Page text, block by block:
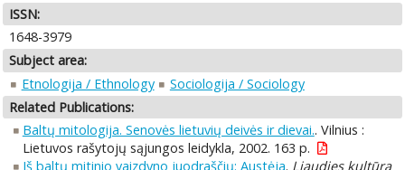
ISSN:
1648-3979
Subject area:
Etnologija / Ethnology
Sociologija / Sociology
Related Publications:
Baltų mitologija. Senovės lietuvių deivės ir dievai.. Vilnius :
Lietuvos rašytojų sąjungos leidykla, 2002. 163 p.
Iš baltų mitinio vaizdyno juodraščių: Austėja. Liaudies kultūra